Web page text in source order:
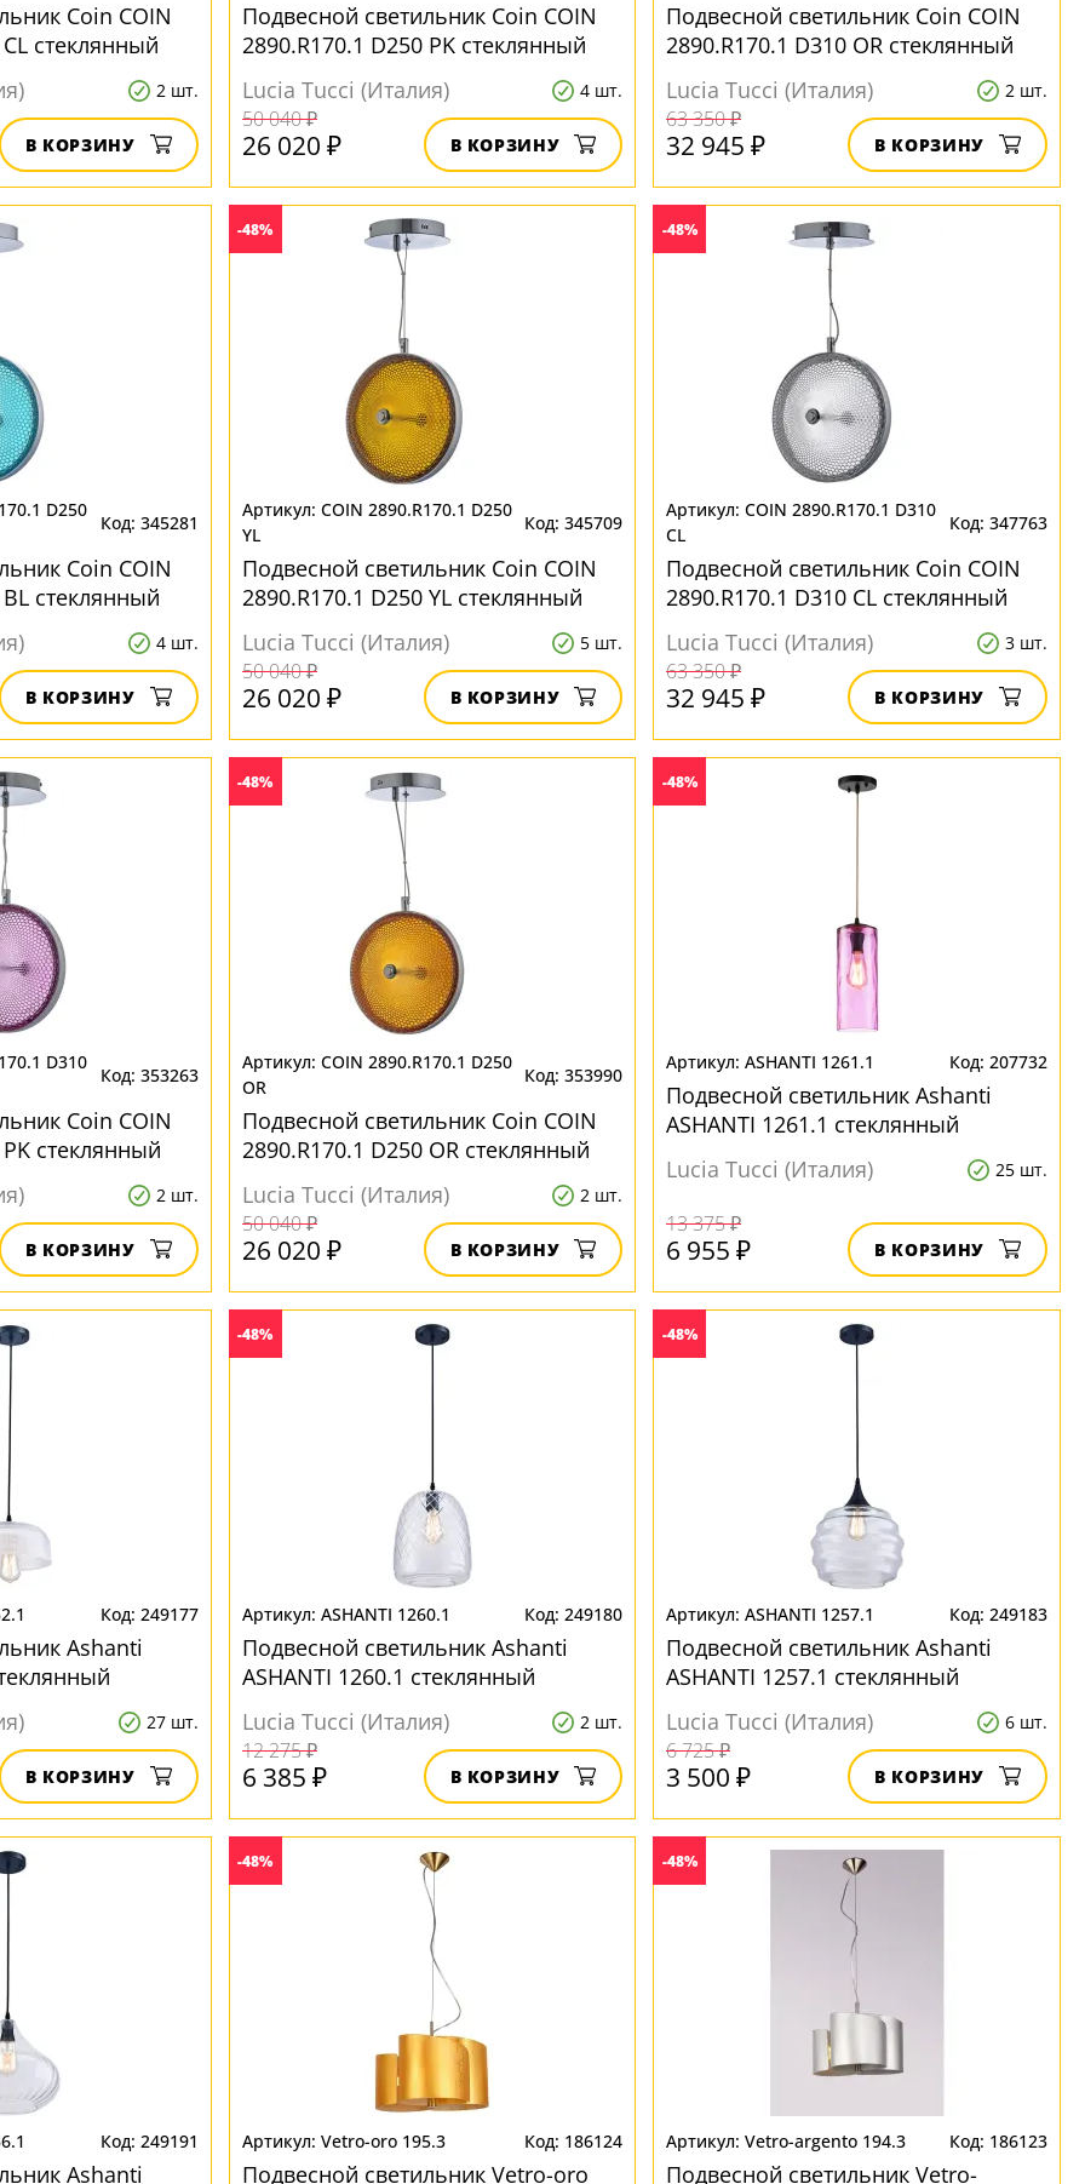
Coin COIN
стеклянный
2 шт.
В КОРЗИНУ
Подвесной светильник Coin COIN
2890.R170.1 D250 PK стеклянный
Lucia Tucci (Италия)
4 шт.
50 040 ₽
26 020 ₽ В КОРЗИНУ
Подвесной светильник Coin COIN
2890.R170.1 D310 OR стеклянный
Lucia Tucci (Италия)
2 шт.
63 350 ₽
32 945 ₽ В КОРЗИНУ
D250
345281
Coin COIN
стеклянный
4 шт.
В КОРЗИНУ
-48%
COIN 2890.R170.1 D250
YL
345709
Подвесной светильник Coin COIN
2890.R170.1 D250 YL стеклянный
Lucia Tucci (Италия)
5 шт.
50 040 ₽
26 020 ₽ В КОРЗИНУ
-48%
COIN 2890.R170.1 D310
CL
347763
Подвесной светильник Coin COIN
2890.R170.1 D310 CL стеклянный
Lucia Tucci (Италия)
3 шт.
63 350 ₽
32 945 ₽ В КОРЗИНУ
D310
353263
Coin COIN
стеклянный
2 шт.
В КОРЗИНУ
-48%
COIN 2890.R170.1 D250
OR
353990
Подвесной светильник Coin COIN
2890.R170.1 D250 OR стеклянный
Lucia Tucci (Италия)
2 шт.
50 040 ₽
26 020 ₽ В КОРЗИНУ
-48%
ASHANTI 1261.1 207732
Подвесной светильник Ashanti
ASHANTI 1261.1 стеклянный
Lucia Tucci (Италия)
25 шт.
13 375 ₽
6 955 ₽ В КОРЗИНУ
249177
Ashanti
27 шт.
В КОРЗИНУ
-48%
ASHANTI 1260.1 249180
Подвесной светильник Ashanti
ASHANTI 1260.1 стеклянный
Lucia Tucci (Италия)
2 шт.
12 275 ₽
6 385 ₽ В КОРЗИНУ
-48%
ASHANTI 1257.1 249183
Подвесной светильник Ashanti
ASHANTI 1257.1 стеклянный
Lucia Tucci (Италия)
6 шт.
6 725 ₽
3 500 ₽ В КОРЗИНУ
249191
Ashanti
-48%
Vetro-oro 195.3 186124
Подвесной светильник Vetro-oro
-48%
Vetro-argento 194.3 186123
Подвесной светильник Vetro-